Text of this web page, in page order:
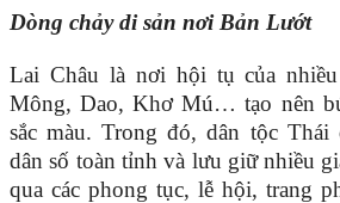
Dòng chảy di sản nơi Bản Lướt
Lai Châu là nơi hội tụ của
Mông, Dao, Khơ Mú… tạo nên
sắc màu. Trong đó, dân tộc Thái
dân số toàn tỉnh và lưu giữ nhiều
qua các phong tục, lễ hội, trang